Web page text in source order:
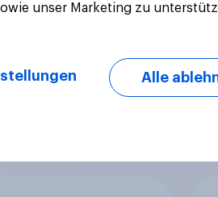
unser Marketing zu
Alle